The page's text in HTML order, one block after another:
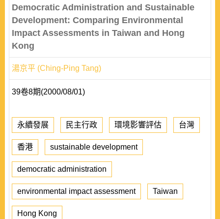
Democratic Administration and Sustainable
Development: Comparing Environmental
Impact Assessments in Taiwan and Hong
Kong
湯京平 (Ching-Ping Tang)
39卷8期(2000/08/01)
永續發展 民主行政 環境影響評估 台灣
香港 sustainable development
democratic administration
environmental impact assessment Taiwan
Hong Kong